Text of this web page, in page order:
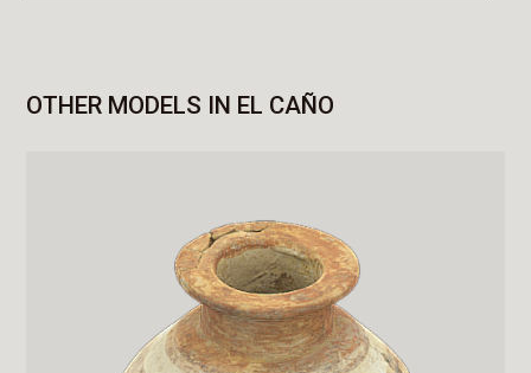
OTHER MODELS IN EL CAÑO